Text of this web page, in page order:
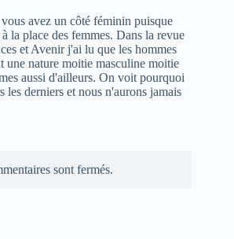
avez un côté féminin puisque
la place des femmes. Dans la revue
et Avenir j'ai lu que les hommes
une nature moitie masculine moitie
aussi d'ailleurs. On voit pourquoi
les derniers et nous n'aurons jamais
sont fermés.